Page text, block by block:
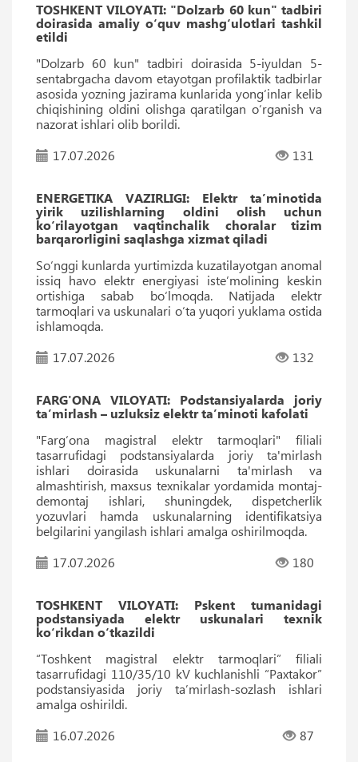
TOSHKENT VILOYATI: "Dolzarb 60 kun" tadbiri
doirasida amaliy o‘quv mashg‘ulotlari tashkil
etildi
"Dolzarb 60 kun" tadbiri doirasida 5-iyuldan 5-
sentabrgacha davom etayotgan profilaktik tadbirlar
asosida yozning jazirama kunlarida yong‘inlar kelib
chiqishining oldini olishga qaratilgan oʻrganish va
nazorat ishlari olib borildi.
17.07.2026
131
ENERGETIKA VAZIRLIGI: Elektr ta’minotida
yirik uzilishlarning oldini olish uchun
ko‘rilayotgan vaqtinchalik choralar tizim
barqarorligini saqlashga xizmat qiladi
So‘nggi kunlarda yurtimizda kuzatilayotgan anomal
issiq havo elektr energiyasi iste’molining keskin
ortishiga sabab bo‘lmoqda. Natijada elektr
tarmoqlari va uskunalari o‘ta yuqori yuklama ostida
ishlamoqda.
17.07.2026
132
FARG'ONA VILOYATI: Podstansiyalarda joriy
ta’mirlash – uzluksiz elektr ta’minoti kafolati
"Farg‘ona magistral elektr tarmoqlari" filiali
tasarrufidagi podstansiyalarda joriy ta'mirlash
ishlari doirasida uskunalarni ta'mirlash va
almashtirish, maxsus texnikalar yordamida montaj-
demontaj ishlari, shuningdek, dispetcherlik
yozuvlari hamda uskunalarning identifikatsiya
belgilarini yangilash ishlari amalga oshirilmoqda.
17.07.2026
180
TOSHKENT VILOYATI: Pskent tumanidagi
podstansiyada elektr uskunalari texnik
ko‘rikdan o‘tkazildi
“Toshkent magistral elektr tarmoqlari” filiali
tasarrufidagi 110/35/10 kV kuchlanishli “Paxtakor”
podstansiyasida joriy taʼmirlash-sozlash ishlari
amalga oshirildi.
16.07.2026
87